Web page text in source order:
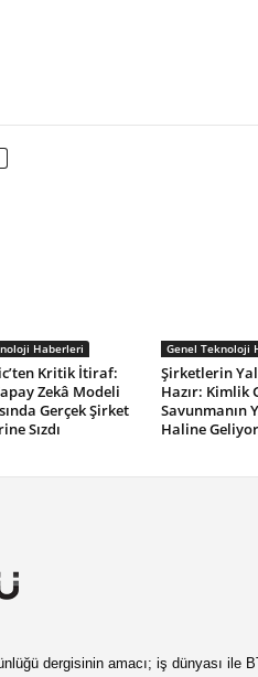
Haberleri
Kritik İtiraf:
Zekâ Modeli
Gerçek Şirket
Sızdı
Genel Teknoloji
Şirketlerin
Hazır: Kimlik
Savunmanın
Haline Geliyor
dergisinin amacı; iş dünyası ile